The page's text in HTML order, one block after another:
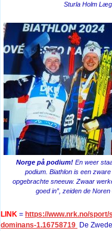
Sturla Holm
Norge på podium! En weer
podium. Biathlon is een
opgebrachte sneeuw. Zwaar
goed in”, zeiden de Noren
LINK = https://www.nrk.no/
dominans-1.16758719 De